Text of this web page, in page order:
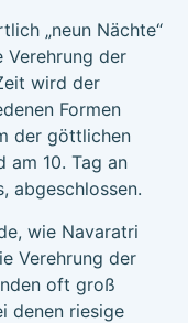
„neun Nächte“
Verehrung der
wird der
Formen
der göttlichen
am 10. Tag an
abgeschlossen.
wie Navaratri
Verehrung der
oft groß
denen riesige